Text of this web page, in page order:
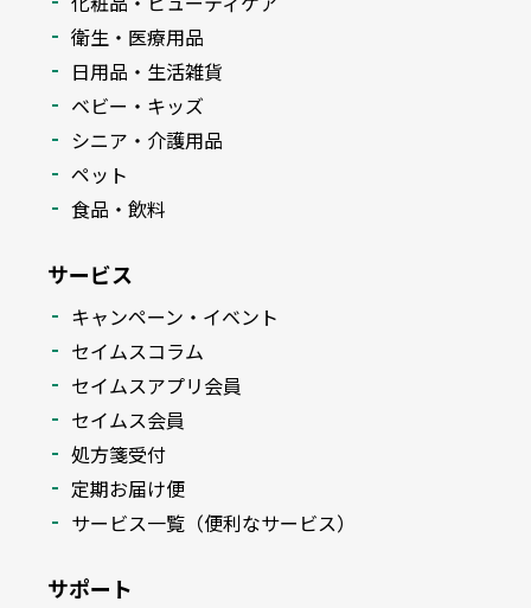
衛生・医療用品
日用品・生活雑貨
ベビー・キッズ
シニア・介護用品
ペット
食品・飲料
サービス
キャンペーン・イベント
セイムスコラム
セイムスアプリ会員
セイムス会員
処方箋受付
定期お届け便
サービス一覧（便利なサービス）
サポート